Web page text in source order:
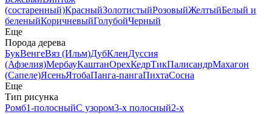
(состаренный)КрасныйЗолотистыйРозовыйЖелтыйБелый и
беленыйКоричневыйГолубойЧерный
Еще
Порода дерева
БукВенгеВяз (Ильм)ДубКленДуссия
(Афзелия)МербауКаштанОрехКедрТикПалисандрМахагон
(Сапеле)ЯсеньЯтобаПанга-пангаПихтаСосна
Еще
Тип рисунка
Ромб1-полосныйС узором3-х полосный2-х